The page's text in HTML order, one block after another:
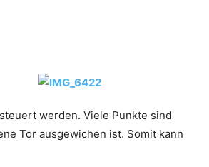
werden. Viele Punkte sind
Tor ausgewichen ist. Somit kann